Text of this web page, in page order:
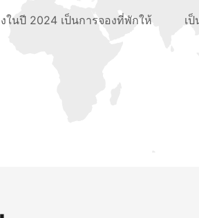
ในปี 2024 เป็นการจองที่พักให้
เ